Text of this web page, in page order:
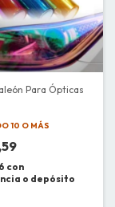
Para Ópticas
10 O MÁS
con
o depósito